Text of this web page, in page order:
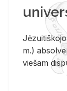
m.)
viešam